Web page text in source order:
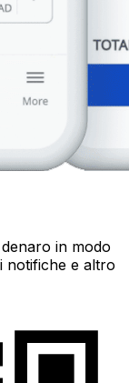
in modo
notifiche e altro